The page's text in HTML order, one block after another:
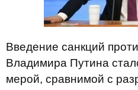
Введение санкций
Владимира Путина
мерой, сравнимой с